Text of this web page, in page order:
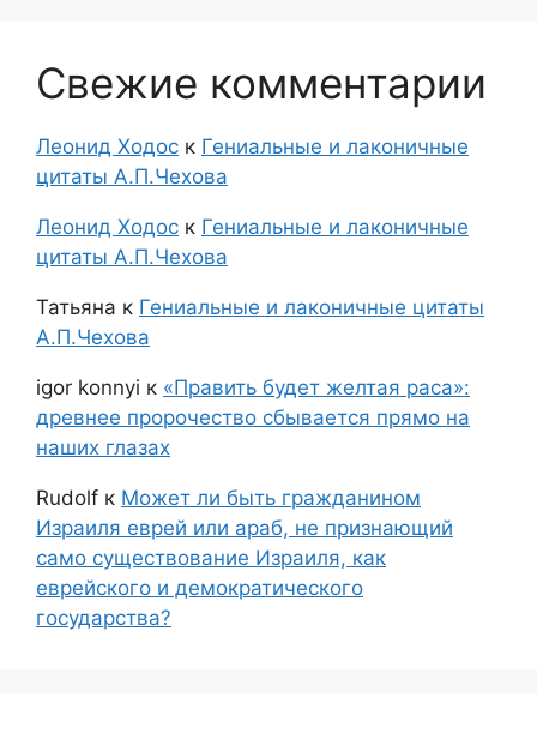
Свежие комментарии
Леонид Ходос к Гениальные и лаконичные
цитаты А.П.Чехова
Леонид Ходос к Гениальные и лаконичные
цитаты А.П.Чехова
Татьяна к Гениальные и лаконичные цитаты
А.П.Чехова
igor konnyi к «Править будет желтая раса»:
древнее пророчество сбывается прямо на
наших глазах
Rudolf к Может ли быть гражданином
Израиля еврей или араб, не признающий
само существование Израиля, как
еврейского и демократического
государства?